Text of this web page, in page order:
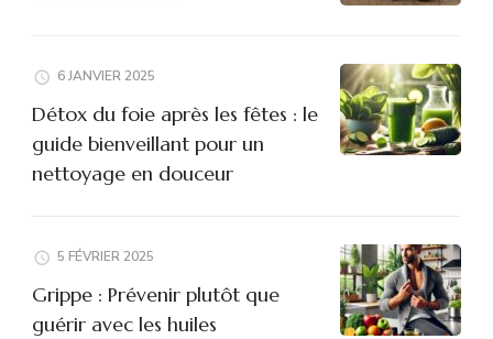
6 JANVIER 2025
Détox du foie après les fêtes : le
guide bienveillant pour un
nettoyage en douceur
5 FÉVRIER 2025
Grippe : Prévenir plutôt que
guérir avec les huiles